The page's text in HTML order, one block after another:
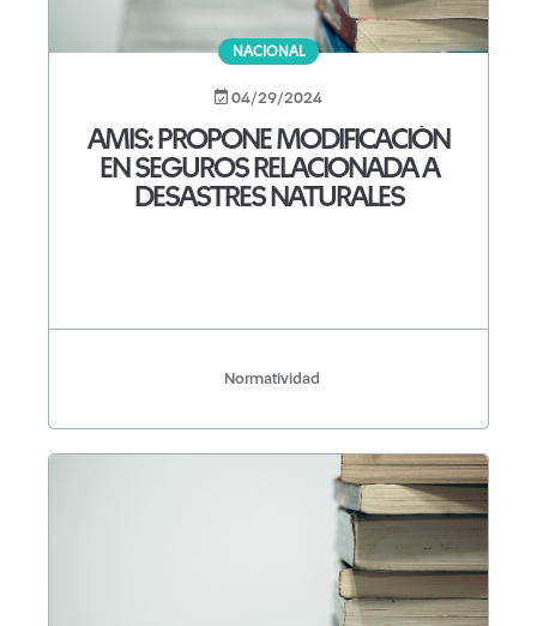
NACIONAL
04/29/2024
AMIS: PROPONE MODIFICACIÓN
EN SEGUROS RELACIONADA A
DESASTRES NATURALES
Normatividad